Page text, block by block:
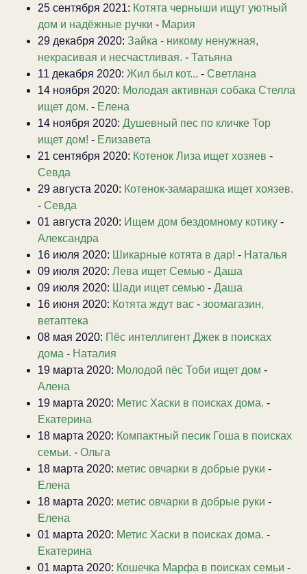
25 сентября 2021: Котята черныши ищут уютный
дом и надёжные ручки - Мария
29 декабря 2020: Зайка - никому ненужная,
некрасивая и несчастливая. - Татьяна
11 декабря 2020: Жил был кот... - Светлана
14 ноября 2020: Молодая активная собака Стелла
ищет дом. - Елена
14 ноября 2020: Душевный пес по кличке Тор
ищет дом! - Елизавета
21 сентября 2020: Котенок Лиза ищет хозяев -
Севда
29 августа 2020: Котенок-замарашка ищет хоязев.
- Севда
01 августа 2020: Ищем дом бездомному котику -
Александра
16 июля 2020: Шикарные котята в дар! - Наталья
09 июля 2020: Лева ищет Семью - Даша
09 июля 2020: Шади ищет семью - Даша
16 июня 2020: Котята ждут вас - зоомагазин,
ветаптека
08 мая 2020: Пёс интеллигент Джек в поисках
дома - Наталия
19 марта 2020: Молодой пёс Тоби ищет дом -
Алена
19 марта 2020: Метис Хаски в поисках дома. -
Екатерина
18 марта 2020: Компактный песик Гоша в поисках
семьи. - Ольга
18 марта 2020: метис овчарки в добрые руки -
Елена
18 марта 2020: метис овчарки в добрые руки -
Елена
01 марта 2020: Метис Хаски в поисках дома. -
Екатерина
01 марта 2020: Кошечка Марфа в поисках семьи -